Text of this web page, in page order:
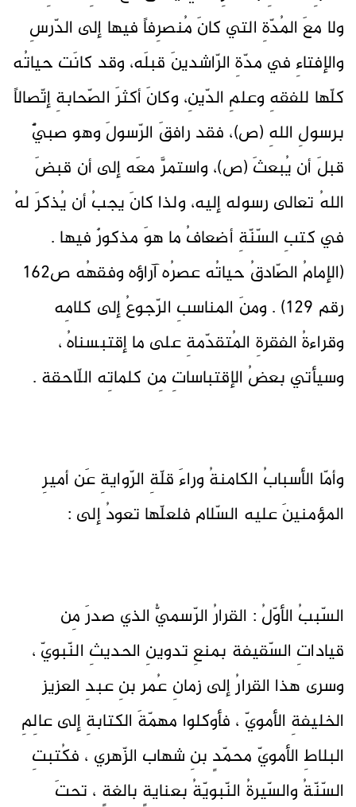
ولا معَ المُدّةِ التي كانَ مُنصرِفاً فيها إلى الدّرسِ
والإفتاءِ في مدّةِ الرّاشدينَ قبلَه، وقد كانَت حياتُه
كلّها للفقهِ وعلمِ الدّينِ، وكانَ أكثرَ الصّحابةِ إتّصالاً
برسولِ اللهِ (ص)، فقد رافقَ الرّسولَ وهو صبيٌّ
قبلَ أن يُبعثَ (ص)، واستمرَّ معَه إلى أن قبضَ
اللهُ تعالى رسوله إليه، ولذا كانَ يجبُ أن يُذكرَ لهُ
في كتبِ السّنّةِ أضعافُ ما هوَ مذكورٌ فيها .
(الإمامُ الصّادقُ حياتُه عصرُه آراؤه وفقهُه ص162
رقم 129) . ومنَ المناسبِ الرّجوعُ إلى كلامِه
وقراءةُ الفقرةِ المُتقدّمةِ على ما إقتبسناهُ ،
وسيأتي بعضُ الإقتباساتِ مِن كلماتِه اللّاحقة .
وأمّا الأسبابُ الكامنةُ وراءَ قلّةِ الرّوايةِ عَن أميرِ
المؤمنينَ عليه السّلام فلعلّها تعودُ إلى :
السّببُ الأوّلُ : القرارُ الرّسميُّ الذي صدرَ مِن
قياداتِ السّقيفة بمنعِ تدوينِ الحديثِ النّبويّ ،
وسرى هذا القرارُ إلى زمانِ عُمر بنِ عبدِ العزيز
الخليفةِ الأمويّ ، فأوكلوا مهمّةَ الكتابةِ إلى عالِمِ
البلاطِ الأمويّ محمّدٍ بنِ شهاب الزّهري ، فكُتبتِ
السّنّةُ والسّيرةُ النّبويّةُ بعنايةٍ بالغةٍ ، تحتَ